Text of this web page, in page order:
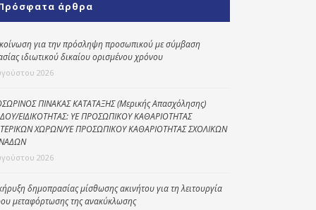
Kοινωνικό
φαρμακείο
Πρόγραμμα
“Βοήθεια στο σπίτι”
Κέντρο Ημερήσιας
Φροντίδας
άρθρα
για την πρόσληψη προσωπικού με σύμβαση
ιδιωτικού δικαίου ορισμένου χρόνου
2026
ΠΙΝΑΚΑΣ ΚΑΤΑΤΑΞΗΣ (Μερικής Απασχόλησης)
ΕΙΔΙΚΟΤΗΤΑΣ: ΥΕ ΠΡΟΣΩΠΙΚΟΥ ΚΑΘΑΡΙΟΤΗΤΑΣ
ΧΩΡΩΝ/ΥΕ ΠΡΟΣΩΠΙΚΟΥ ΚΑΘΑΡΙΟΤΗΤΑΣ ΣΧΟΛΙΚΩΝ
2026
δημοπρασίας μίσθωσης ακινήτου για τη λειτουργία
μεταφόρτωσης της ανακύκλωσης